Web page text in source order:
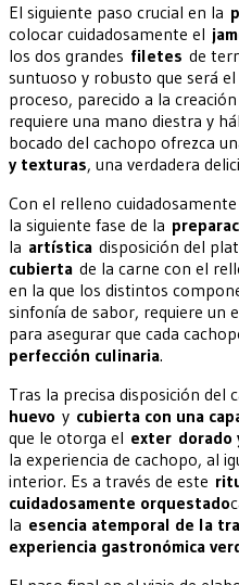
El siguiente paso crucial en la
colocar cuidadosamente el
los dos grandes filetes de
suntuoso y robusto que será el
proceso, parecido a la
requiere una mano diestra y
bocado del cachopo ofrezca
y texturas, una verdadera
Con el relleno
la siguiente fase de la
la artística disposición del
cubierta de la carne con el
en la que los distintos
sinfonía de sabor, requiere un
para asegurar que cada
perfección culinaria.
Tras la precisa disposición del
huevo y cubierta con una
que le otorga el exter dorado
la experiencia de cachopo, al
interior. Es a través de este
cuidadosamente orquestado
la esencia atemporal de la
experiencia gastronómica